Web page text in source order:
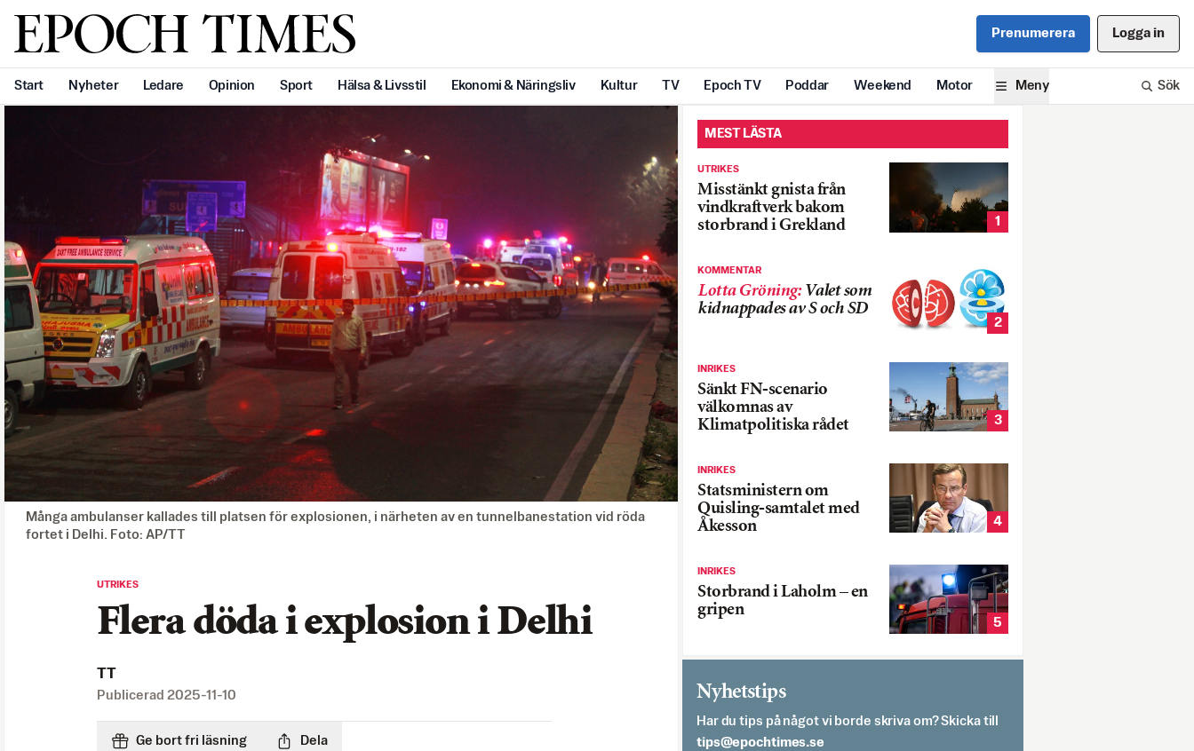
Svenska Epoch Times Prenumerera Logga in
Start Nyheter Ledare Opinion Sport Hälsa & Livsstil Ekonomi & Näringsliv Kultur TV Epoch TV Poddar Weekend Motor Meny Sök
Många ambulanser kallades till platsen för explosionen, i närheten av en tunnelbanestation vid röda
fortet i Delhi. Foto: AP/TT
UTRIKES
Flera döda i explosion i Delhi
TT
Publicerad 2025-11-10
Ge bort fri läsning Dela
MEST LÄSTA
UTRIKES
Misstänkt gnista från
vindkraftverk bakom
storbrand i Grekland
1
KOMMENTAR
Lotta Gröning: Valet som
kidnappades av S och SD
2
INRIKES
Sänkt FN-scenario
välkomnas av
Klimatpolitiska rådet
3
INRIKES
Statsministern om
Quisling-samtalet med
Åkesson
4
INRIKES
Storbrand i Laholm – en
gripen
5
Nyhetstips
Har du tips på något vi borde skriva om? Skicka till
es.semithcope@spit